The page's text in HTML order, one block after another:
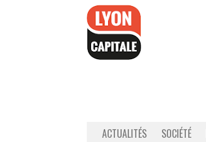
ACTUALITÉS SOCIÉTÉ